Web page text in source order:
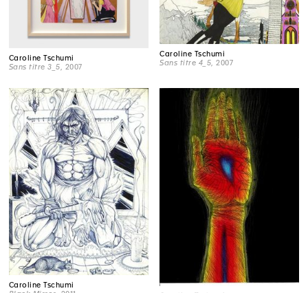
Caroline Tschumi
Sans titre 3_5 , 2007
Caroline Tschumi
Sans titre 4_5 , 2007
Caroline Tschumi